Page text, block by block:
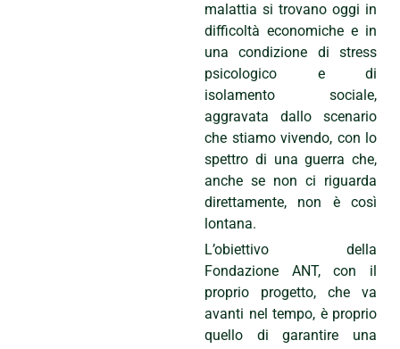
malattia si trovano oggi in
difficoltà economiche e in
una condizione di stress
psicologico e di
isolamento sociale,
aggravata dallo scenario
che stiamo vivendo, con lo
spettro di una guerra che,
anche se non ci riguarda
direttamente, non è così
lontana.
L’obiettivo della
Fondazione ANT, con il
proprio progetto, che va
avanti nel tempo, è proprio
quello di garantire una